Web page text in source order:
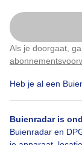
Als je doorgaat,
Heb je al een
Buienradar is
Buienradar en
Zojuist